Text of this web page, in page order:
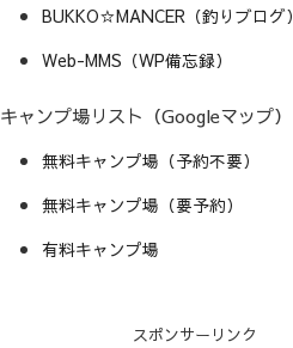
BUKKO☆MANCER（釣りブログ）
Web-MMS（WP備忘録）
キャンプ場リスト（Googleマップ）
無料キャンプ場（予約不要）
無料キャンプ場（要予約）
有料キャンプ場
スポンサーリンク